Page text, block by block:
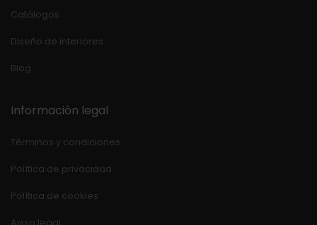
Catálogos
Diseño de interiores
Blog
Información legal
Términos y condiciones
Política de privacidad
Política de cookies